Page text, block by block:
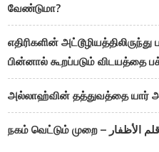
வேண்டுமா?
எதிரிகளின்
பின்னால் கூறப்படும் விடயத்தை
அல்லாஹ்வின் தத்துவத்தை யார்
நகம் வெட்டும் முறை – قلم الأظفار